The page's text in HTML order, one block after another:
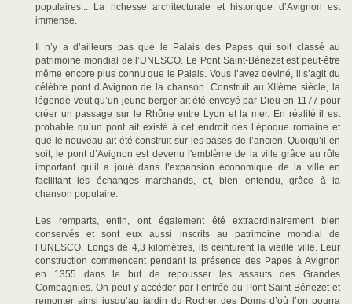
populaires... La richesse architecturale et historique d’Avignon est
immense.
Il n’y a d’ailleurs pas que le Palais des Papes qui soit classé au
patrimoine mondial de l’UNESCO. Le Pont Saint-Bénezet est peut-être
même encore plus connu que le Palais. Vous l’avez deviné, il s’agit du
célèbre pont d’Avignon de la chanson. Construit au XIIème siècle, la
légende veut qu’un jeune berger ait été envoyé par Dieu en 1177 pour
créer un passage sur le Rhône entre Lyon et la mer. En réalité il est
probable qu’un pont ait existé à cet endroit dès l’époque romaine et
que le nouveau ait été construit sur les bases de l’ancien. Quoiqu’il en
soit, le pont d’Avignon est devenu l'emblème de la ville grâce au rôle
important qu’il a joué dans l’expansion économique de la ville en
facilitant les échanges marchands, et, bien entendu, grâce à la
chanson populaire.
Les remparts, enfin, ont également été extraordinairement bien
conservés et sont eux aussi inscrits au patrimoine mondial de
l’UNESCO. Longs de 4,3 kilomètres, ils ceinturent la vieille ville. Leur
construction commencent pendant la présence des Papes à Avignon
en 1355 dans le but de repousser les assauts des Grandes
Compagnies. On peut y accéder par l’entrée du Pont Saint-Bénezet et
remonter ainsi jusqu’au jardin du Rocher des Doms d’où l’on pourra